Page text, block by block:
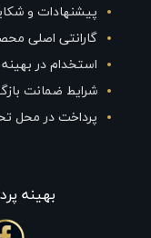
پیشنهادات و
گارانتی اصلی
استخدام در
شرایط ضمانت
پرداخت در محل
بهينه